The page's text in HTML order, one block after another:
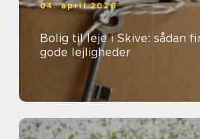
04. april 2026
Bolig til leje i Skive: sådan
gode lejligheder